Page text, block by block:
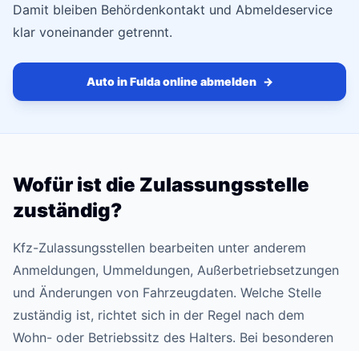
Damit bleiben Behördenkontakt und Abmeldeservice
klar voneinander getrennt.
Auto in Fulda online abmelden →
Wofür ist die Zulassungsstelle
zuständig?
Kfz-Zulassungsstellen bearbeiten unter anderem
Anmeldungen, Ummeldungen, Außerbetriebsetzungen
und Änderungen von Fahrzeugdaten. Welche Stelle
zuständig ist, richtet sich in der Regel nach dem
Wohn- oder Betriebssitz des Halters. Bei besonderen